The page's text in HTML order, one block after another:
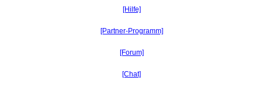
[Hilfe]
[Partner-Programm]
[Forum]
[Chat]